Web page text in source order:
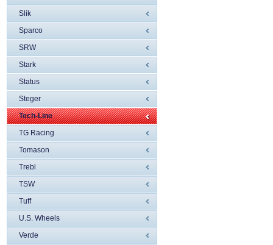
Slik
Sparco
SRW
Stark
Status
Steger
Tech-Line
TG Racing
Tomason
Trebl
TSW
Tuff
U.S. Wheels
Verde